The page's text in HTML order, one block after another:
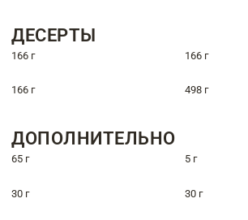
ДЕСЕРТЫ
166 г 166 г
166 г 498 г
ДОПОЛНИТЕЛЬНО
65 г 5 г
30 г 30 г